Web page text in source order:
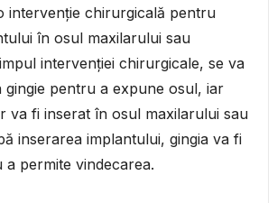
intervenție chirurgicală pentru
în osul maxilarului sau
intervenției chirurgicale, se va
gingie pentru a expune osul, iar
va fi inserat în osul maxilarului sau
inserarea implantului, gingia va fi
permite vindecarea.